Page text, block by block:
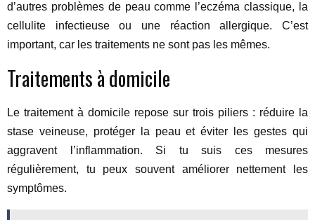
d’autres problèmes de peau comme l’eczéma classique, la
cellulite infectieuse ou une réaction allergique. C’est
important, car les traitements ne sont pas les mêmes.
Traitements à domicile
Le traitement à domicile repose sur trois piliers : réduire la
stase veineuse, protéger la peau et éviter les gestes qui
aggravent l’inflammation. Si tu suis ces mesures
régulièrement, tu peux souvent améliorer nettement les
symptômes.